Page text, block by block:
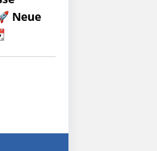
Neue